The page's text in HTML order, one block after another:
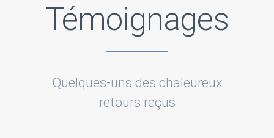
Témoignages
Quelques-uns des chaleureux
retours reçus